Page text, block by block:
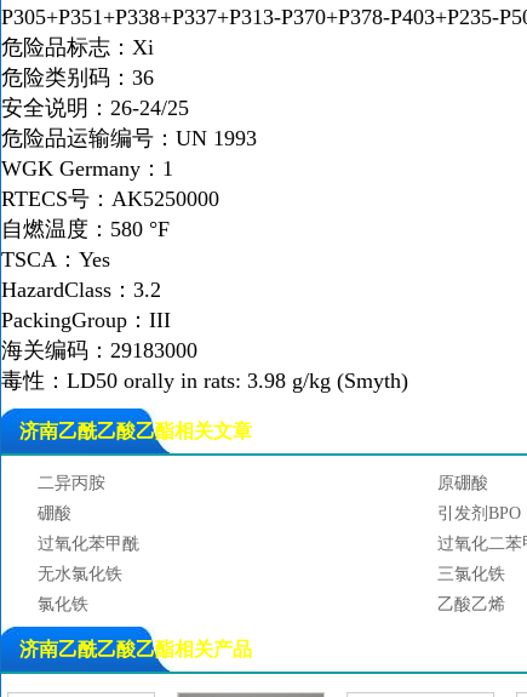
P305+P351+P338+P337+P313-P370+P378-P403+P235-
危险品标志：Xi
危险类别码：36
安全说明：26-24/25
危险品运输编号：UN 1993
WGK Germany：1
RTECS号：AK5250000
自燃温度：580 °F
TSCA：Yes
HazardClass：3.2
PackingGroup：III
海关编码：29183000
毒性：LD50 orally in rats: 3.98 g/kg (Smyth)
济南乙酰乙酸乙酯相关文章
二异丙胺
原硼酸
硼酸
引发剂BPO
过氧化苯甲酰
过氧化二苯
无水氯化铁
三氯化铁
氯化铁
乙酸乙烯
醋酸乙烯
环己胺
济南乙酰乙酸乙酯相关产品